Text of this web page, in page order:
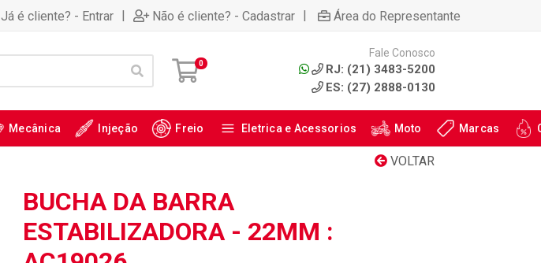
Já é cliente? - Entrar | Não é cliente? - Cadastrar | Área do Representante
0
Fale Conosco
RJ: (21) 3483-5200
ES: (27) 2888-0130
Mecânica Injeção Freio Eletrica e Acessorios Moto Marcas
VOLTAR
BUCHA DA BARRA
ESTABILIZADORA - 22MM :